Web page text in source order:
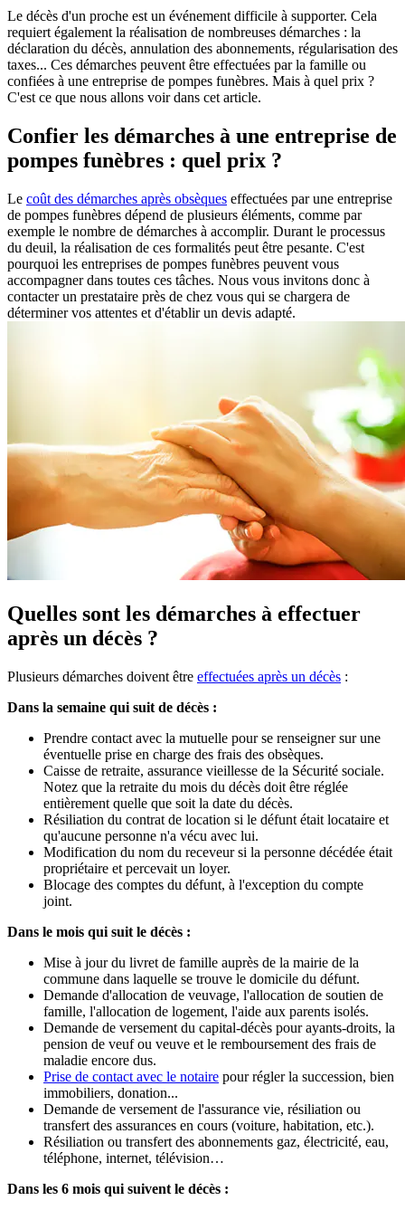
Le décès d'un proche est un événement difficile à supporter. Cela
requiert également la réalisation de nombreuses démarches : la
déclaration du décès, annulation des abonnements, régularisation des
taxes... Ces démarches peuvent être effectuées par la famille ou
confiées à une entreprise de pompes funèbres. Mais à quel prix ?
C'est ce que nous allons voir dans cet article.
Confier les démarches à une entreprise de
pompes funèbres : quel prix ?
Le coût des démarches après obsèques effectuées par une entreprise
de pompes funèbres dépend de plusieurs éléments, comme par
exemple le nombre de démarches à accomplir. Durant le processus
du deuil, la réalisation de ces formalités peut être pesante. C'est
pourquoi les entreprises de pompes funèbres peuvent vous
accompagner dans toutes ces tâches. Nous vous invitons donc à
contacter un prestataire près de chez vous qui se chargera de
déterminer vos attentes et d'établir un devis adapté.
Quelles sont les démarches à effectuer
après un décès ?
Plusieurs démarches doivent être effectuées après un décès :
Dans la semaine qui suit de décès :
Prendre contact avec la mutuelle pour se renseigner sur une
éventuelle prise en charge des frais des obsèques.
Caisse de retraite, assurance vieillesse de la Sécurité sociale.
Notez que la retraite du mois du décès doit être réglée
entièrement quelle que soit la date du décès.
Résiliation du contrat de location si le défunt était locataire et
qu'aucune personne n'a vécu avec lui.
Modification du nom du receveur si la personne décédée était
propriétaire et percevait un loyer.
Blocage des comptes du défunt, à l'exception du compte
joint.
Dans le mois qui suit le décès :
Mise à jour du livret de famille auprès de la mairie de la
commune dans laquelle se trouve le domicile du défunt.
Demande d'allocation de veuvage, l'allocation de soutien de
famille, l'allocation de logement, l'aide aux parents isolés.
Demande de versement du capital-décès pour ayants-droits, la
pension de veuf ou veuve et le remboursement des frais de
maladie encore dus.
Prise de contact avec le notaire pour régler la succession, bien
immobiliers, donation...
Demande de versement de l'assurance vie, résiliation ou
transfert des assurances en cours (voiture, habitation, etc.).
Résiliation ou transfert des abonnements gaz, électricité, eau,
téléphone, internet, télévision…
Dans les 6 mois qui suivent le décès :